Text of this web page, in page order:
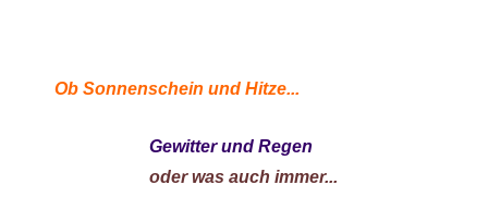
Ob Sonnenschein und Hitze...
Gewitter und Regen
oder was auch immer...